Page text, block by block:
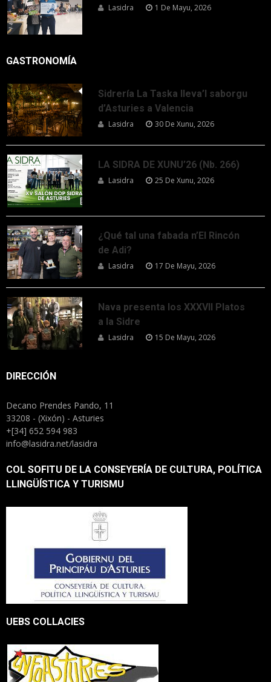
Lasidra 1 De Mayu, 2026
GASTRONOMÍA
Sidrería La Taska lleva’l saborgu
d’Asturies a Valencia
Lasidra 30 De Xunu, 2026
LA SIDRA DE XUNU’26 (Nb. 266)
Lasidra 25 De Xunu, 2026
¿Qué tal una fabada n’El Rincón
de Adi?
Lasidra 17 De Mayu, 2026
Nava presenta los XXXVII Platos
a la Sidre
Lasidra 15 De Mayu, 2026
DIRECCIÓN
Decano Prendes Pando, 11
33208 - (Xixón) - Asturies
+[34] 652 594 983
info@lasidra.net/lasidra
COL SOFITU DE LA CONSEYERÍA DE CULTURA, POLÍTICA
LLINGÜÍSTICA Y TURISMU
UEBS COLLACIES